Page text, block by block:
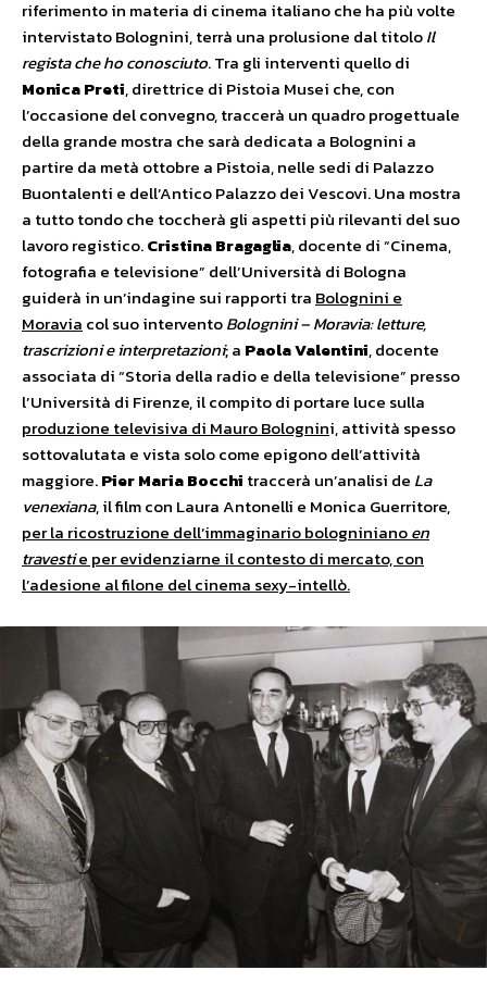
riferimento in materia di cinema italiano che ha più volte
intervistato Bolognini, terrà una prolusione dal titoloIl
regista che ho conosciuto. Tra gli interventi quello di
Monica Preti, direttrice di Pistoia Musei che, con
l’occasione del convegno, traccerà un quadro progettuale
della grande mostra che sarà dedicata a Bolognini a
partire da metà ottobre a Pistoia, nelle sedi di Palazzo
Buontalenti e dell’Antico Palazzo dei Vescovi. Una mostra
a tutto tondo che toccherà gli aspetti più rilevanti del suo
lavoro registico.Cristina Bragaglia, docente di “Cinema,
fotografia e televisione” dell’Università di Bologna
guiderà in un’indagine sui rapporti tra Bolognini e
Moravia col suo interventoBolognini – Moravia: letture,
trascrizioni e interpretazioni; a Paola Valentini, docente
associata di “Storia della radio e della televisione” presso
l’Università di Firenze, il compito di portare luce sulla
produzione televisiva di Mauro Bolognini, attività spesso
sottovalutata e vista solo come epigono dell’attività
maggiore.Pier Maria Bocchi traccerà un’analisi de La
venexiana, il film con Laura Antonelli e Monica Guerritore,
per la ricostruzione dell’immaginario bologninianoen
travestie per evidenziarne il contesto di mercato, con
l’adesione al filone del cinema sexy-intellò.